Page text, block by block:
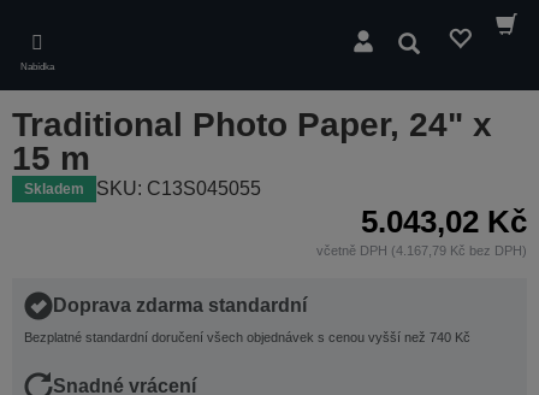
main
content
Nabídka
Hledat
Traditional Photo Paper, 24" x
15 m
Skladem SKU: C13S045055
5.043,02 Kč
včetně DPH (4.167,79 Kč bez DPH)
Doprava zdarma standardní
Bezplatné standardní doručení všech objednávek s cenou vyšší než 740 Kč
Snadné vrácení